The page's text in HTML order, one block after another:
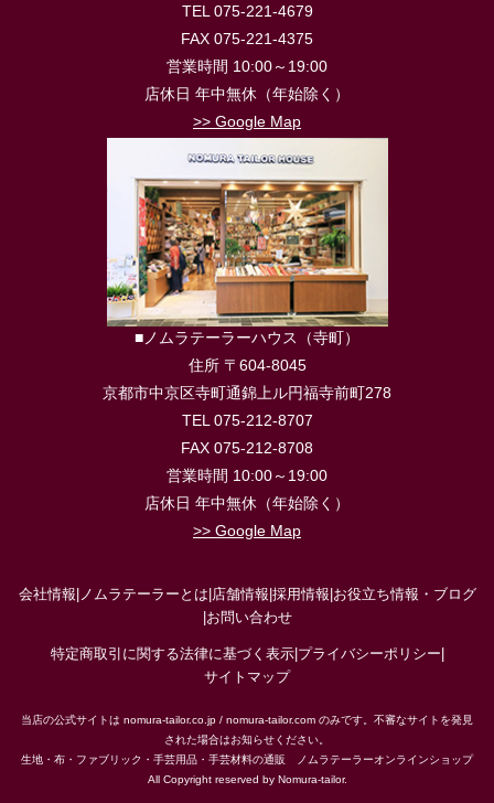
TEL 075-221-4679
FAX 075-221-4375
営業時間 10:00～19:00
店休日 年中無休（年始除く）
>> Google Map
■ノムラテーラーハウス（寺町）
住所 〒604-8045
京都市中京区寺町通錦上ル円福寺前町278
TEL 075-212-8707
FAX 075-212-8708
営業時間 10:00～19:00
店休日 年中無休（年始除く）
>> Google Map
会社情報 ノムラテーラーとは 店舗情報 採用情報 お役立ち情報・ブログ
お問い合わせ
特定商取引に関する法律に基づく表示| プライバシーポリシー
サイトマップ
当店の公式サイトは nomura-tailor.co.jp / nomura-tailor.com のみです。不審なサイトを発見
された場合はお知らせください。
生地・布・ファブリック・手芸用品・手芸材料の通販 ノムラテーラーオンラインショップ
All Copyright reserved by Nomura-tailor.